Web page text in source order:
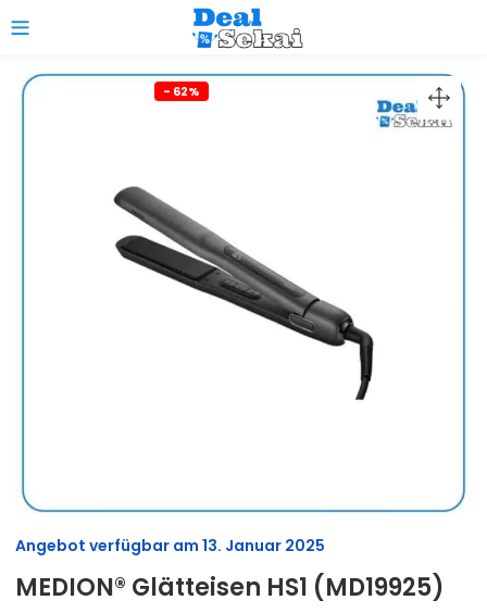
- 62%
Angebot verfügbar am13. Januar 2025
MEDION® Glätteisen HS1 (MD19925)